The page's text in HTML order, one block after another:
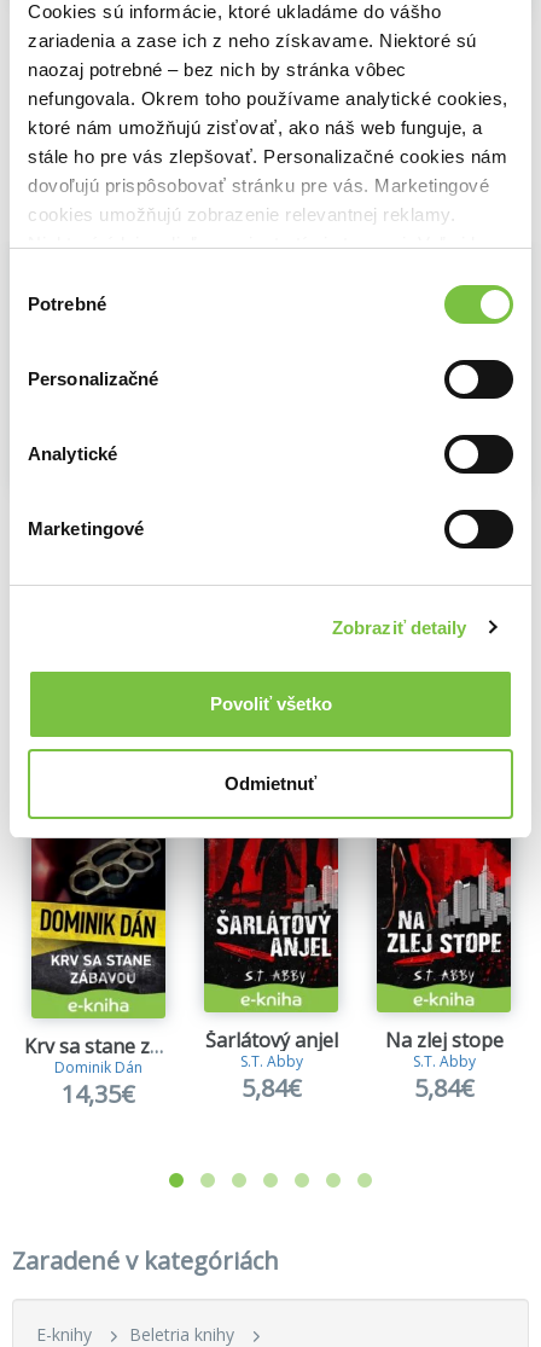
Cookies sú informácie, ktoré ukladáme do vášho
zariadenia a zase ich z neho získavame. Niektoré sú
naozaj potrebné – bez nich by stránka vôbec
nefungovala. Okrem toho používame analytické cookies,
ktoré nám umožňujú zisťovať, ako náš web funguje, a
stále ho pre vás zlepšovať. Personalizačné cookies nám
dovoľujú prispôsobovať stránku pre vás. Marketingové
cookies umožňujú zobrazenie relevantnej reklamy.
Niektoré údaje zdieľame aj s tretími stranami. Veľmi by
cookies.
súhlasu
Potrebné
Personalizačné
Analytické
Marketingové
Zobraziť detaily
Povoliť všetko
Odmietnuť
Skúška neviny
Agatha Christie
10,20€
Agatha Christie
9,60€ Agatha Christie
9,60€
Vybrané pre teba
Agatha Christie
9,60€
Veľká štvorka
Agatha Christie
Ďalšie z kategórie Detektívky a krimi knihy
Viac z tejto kategórie
Krv sa stane zábavou
Dominik Dán
14,35€
Šarlátový anjel
S.T. Abby
5,84€
Na zlej stope
S.T. Abby
5,84€
Zaradené v kategóriách
E-knihy
Beletria knihy